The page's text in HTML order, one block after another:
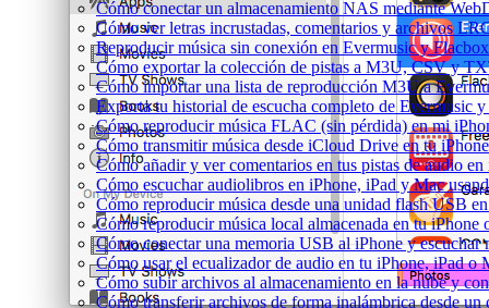
Cómo conectar un almacenamiento NAS mediante
Cómo ver letras incrustadas, comentarios y archivos
Reproducir música sin conexión en Evermusic y
Cómo exportar la colección de pistas a M3U, CSV y
Cómo importar una lista de reproducción M3U a
Exporta tu historial de escucha completo de Evermusic
Cómo reproducir música FLAC (sin pérdida) en mi
Cómo transmitir música desde iCloud Drive en tu
Cómo añadir y ver comentarios en tus pistas de audio
Cómo escuchar audiolibros en iPhone, iPad y Mac
Cómo reproducir música desde una unidad flash USB
Cómo reproducir música local almacenada en tu iPhone
Cómo conectar una memoria USB al iPhone y escuchar
Cómo usar el ecualizador de audio en tu iPhone, iPad o
Cómo subir archivos al almacenamiento en la nube y
Cómo transferir archivos de forma inalámbrica desde